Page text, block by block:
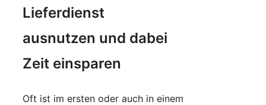
Lieferdienst
ausnutzen und dabei
Zeit einsparen
Oft ist im ersten oder auch in einem